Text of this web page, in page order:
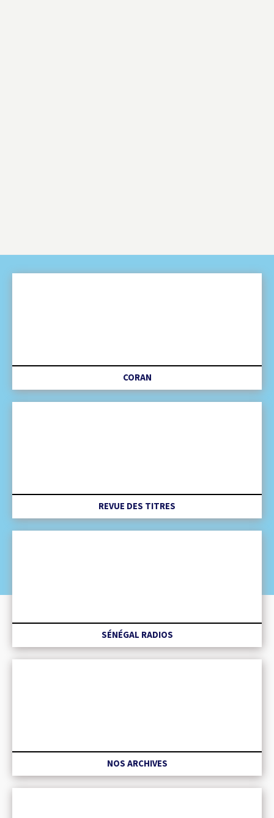
CORAN
REVUE DES TITRES
SÉNÉGAL RADIOS
NOS ARCHIVES